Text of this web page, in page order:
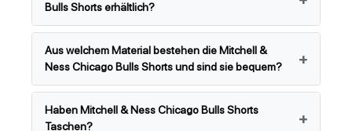
Bulls Shorts erhältlich?
Aus welchem Material bestehen die Mitchell &
Ness Chicago Bulls Shorts und sind sie bequem?
Haben Mitchell & Ness Chicago Bulls Shorts
Taschen?